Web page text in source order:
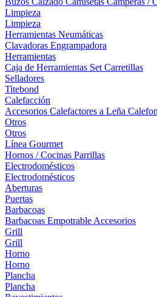
Limpieza
Limpieza
Herramientas Neumáticas
Clavadoras Engrampadora
Herramientas
Caja de Herramientas Set Carretillas
Selladores
Titebond
Calefacción
Accesorios Calefactores a Leña
Otros
Otros
Línea Gourmet
Hornos / Cocinas Parrillas
Electrodomésticos
Electrodomésticos
Aberturas
Puertas
Barbacoas
Barbacoas Empotrable Accesorios
Grill
Grill
Horno
Horno
Plancha
Plancha